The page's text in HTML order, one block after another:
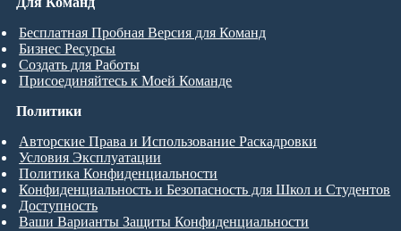
Бесплатная Пробная Версия для Команд
Бизнес Ресурсы
Создать для Работы
Присоединяйтесь к Моей Команде
Политики
Авторские Права и Использование Раскадровки
Условия Эксплуатации
Политика Конфиденциальности
Конфиденциальность и Безопасность для Школ и Студентов
Доступность
Ваши Варианты Защиты Конфиденциальности